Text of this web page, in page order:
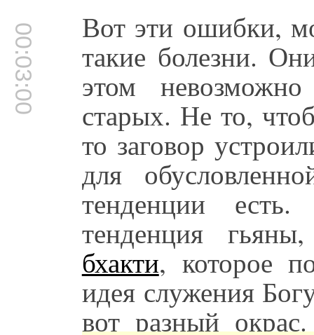
00:03:00 Вот эти ошибки,
такие болезни.
этом
старых. Не то,
то заговор
для
тенденции
тенденция
бхакти, которое
идея служения
вот разный